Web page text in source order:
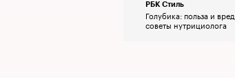
РБК Стиль
Голубика: польза и вред,
советы нутрициолога